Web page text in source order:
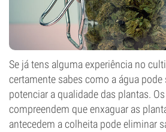
Se já tens alguma experiência no
certamente sabes como a água
potenciar a qualidade das plantas.
compreendem que enxaguar as
antecedem a colheita pode eliminar